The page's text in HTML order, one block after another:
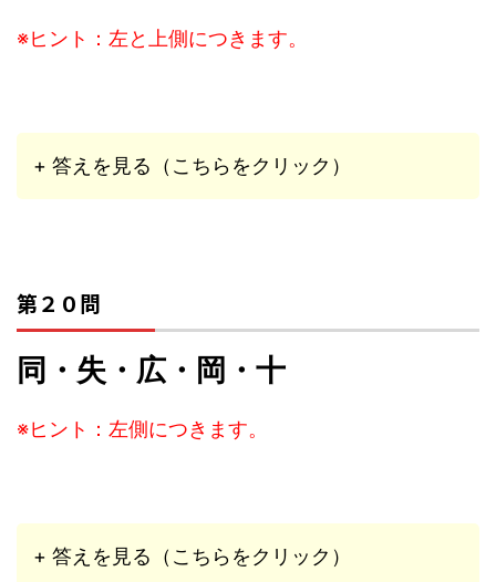
※ヒント：左と上側につきます。
+ 答えを見る（こちらをクリック）
第２０問
同・失・広・岡・十
※ヒント：左側につきます。
+ 答えを見る（こちらをクリック）